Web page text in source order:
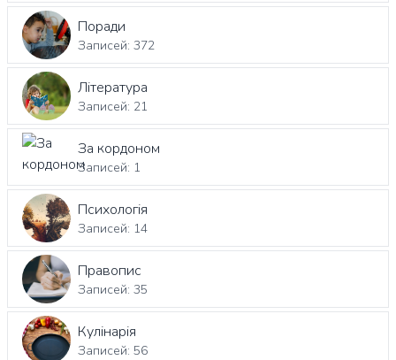
Поради
Записей: 372
Література
Записей: 21
За кордоном
Записей: 1
Психологія
Записей: 14
Правопис
Записей: 35
Кулінарія
Записей: 56